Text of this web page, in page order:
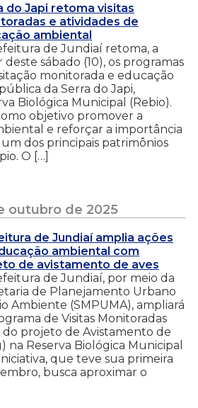
do Japi retoma visitas
e atividades de
ambiental
de Jundiaí retoma, a
deste sábado (10), os programas
monitorada e educação
da Serra do Japi,
Biológica Municipal (Rebio).
objetivo promover a
e reforçar a importância
dos principais patrimônios
O […]
outubro de 2025
de Jundiaí amplia ações
ambiental com
de avistamento de aves
de Jundiaí, por meio da
de Planejamento Urbano
Ambiente (SMPUMA), ampliará
de Visitas Monitoradas
do projeto de Avistamento de
na Reserva Biológica Municipal
que teve sua primeira
busca aproximar o